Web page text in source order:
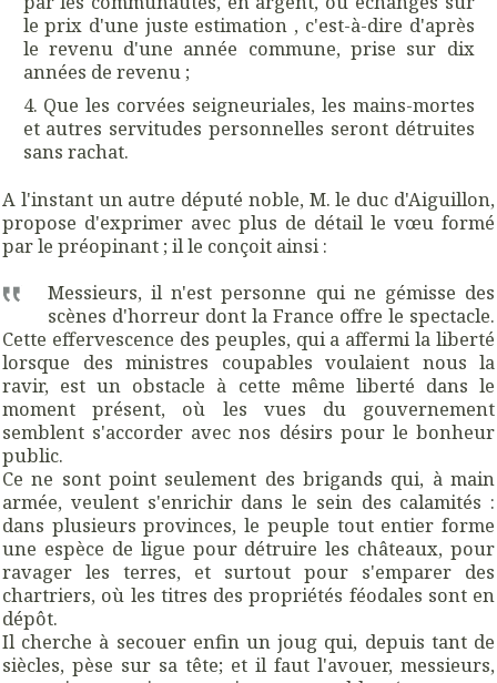
le prix d'une juste estimation , c'est-à-dire d'après
le revenu d'une année commune, prise sur dix
années de revenu ;
Que les corvées seigneuriales, les mains-mortes
et autres servitudes personnelles seront détruites
sans rachat.
A l'instant un autre député noble, M. le duc d'Aiguillon,
propose d'exprimer avec plus de détail le vœu formé
par le préopinant ; il le conçoit ainsi :
Messieurs, il n'est personne quine gémisse des
scènes d'horreur dont la France offre le spectacle.
Cette effervescence des peuples, quia affermi la liberté
lorsque des ministres coupables voulaient nous la
ravir, est un obstacle à cette même liberté dans le
moment présent, où les vues du gouvernement
semblent s'accorder avec nos désirs pour le bonheur
public.
Ce ne sont point seulement des brigands qui, à main
armée, veulent s'enrichir dans le sein des calamités :
dans plusieurs provinces, le peuple tout entier forme
une espèce de ligue pour détruire les châteaux, pour
ravager les terres, et surtout pour s'emparer des
chartriers, où les titres des propriétés féodales sont en
dépôt.
Il cherche à secouerenfin unjoug qui, depuis tantde
siècles, pèse sur sa tête; et il faut l'avouer, messieurs,